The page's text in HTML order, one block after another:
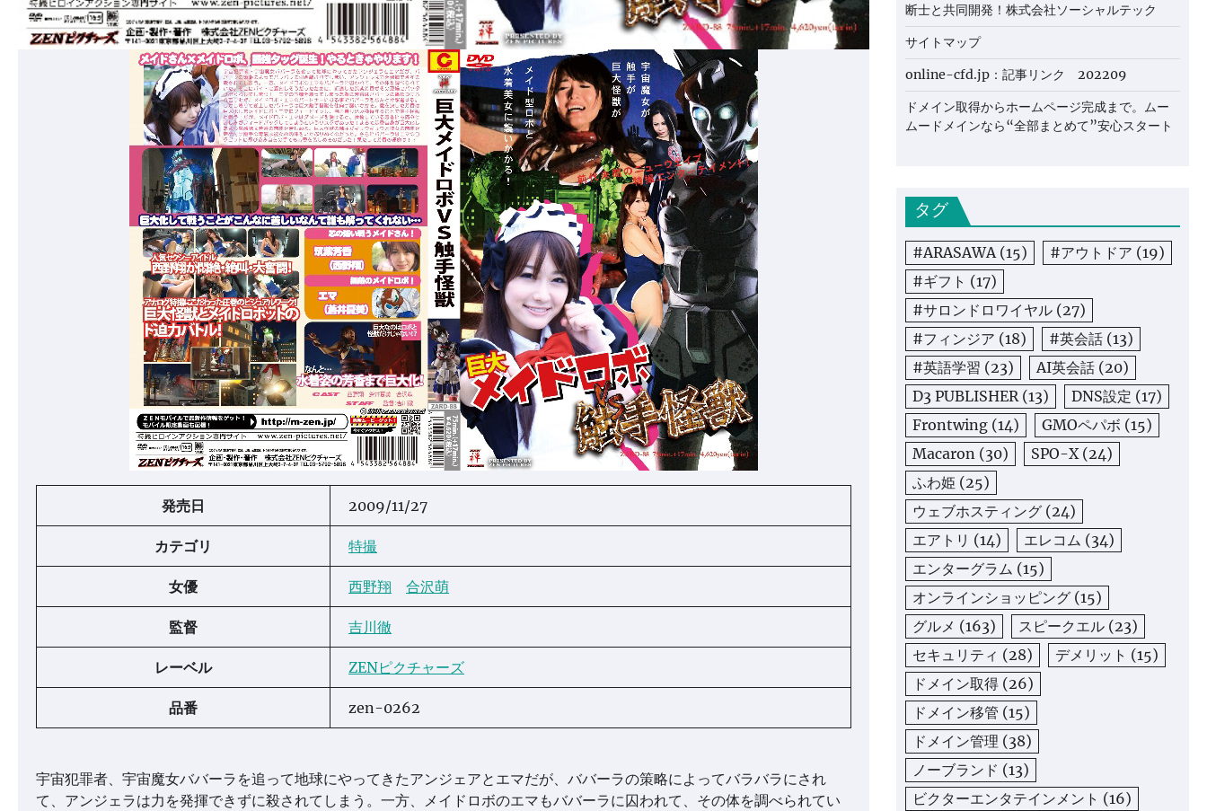
発売日 2009/11/27
カテゴリ 特撮
女優 西野翔 合沢萌
監督 吉川徹
レーベル ZENピクチャーズ
品番 zen-0262
宇宙犯罪者、宇宙魔女ババーラを追って地球にやってきたアンジェアとエマだが、ババーラの策略によってバラバラにされ
て、アンジェラは力を発揮できずに殺されてしまう。一方、メイドロボのエマもババーラに囚われて、その体を調べられてい
断士と共同開発！株式会社ソーシャルテック
サイトマップ
online-cfd.jp：記事リンク 202209
ドメイン取得からホームページ完成まで。ムー
ムードメインなら“全部まとめて”安心スタート
タグ
#ARASAWA(15) #アウトドア (19)
#ギフト (17)
#サロンドロワイヤル (27)
#フィンジア (18) #英会話 (13)
#英語学習 (23) AI英会話 (20)
D3 PUBLISHER(13) DNS設定 (17)
Frontwing (14) GMOペパボ (15)
Macaron (30) SPO-X(24)
ふわ姫 (25)
ウェブホスティング (24)
エアトリ (14) エレコム (34)
エンターグラム (15)
オンラインショッピング (15)
グルメ (163) スピークエル (23)
セキュリティ (28) デメリット (15)
ドメイン取得 (26)
ドメイン移管 (15)
ドメイン管理 (38)
ノーブランド (13)
ビクターエンタテインメント (16)